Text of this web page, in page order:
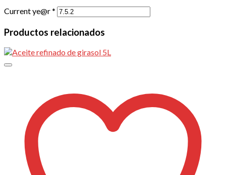
Current ye@r*
Productos relacionados